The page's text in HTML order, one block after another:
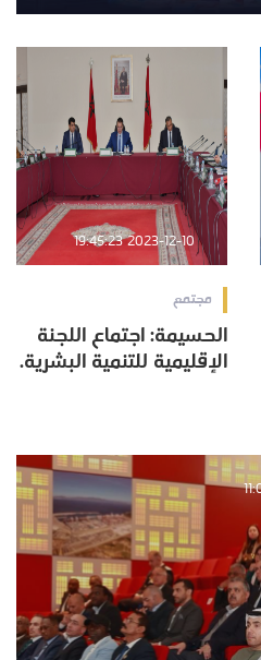
2023-12-10 19:45:23
مجتمع
الحسيمة: اجتماع اللجنة
الإقليمية للتنمية البشرية.